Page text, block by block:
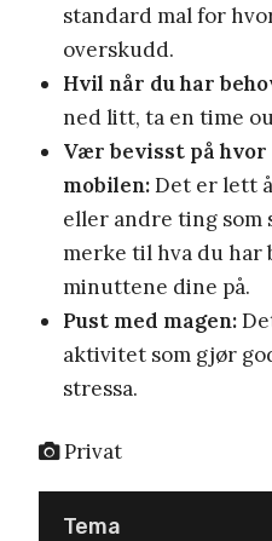
standard mal for
overskudd.
Hvil når du har
ned litt, ta en time
Vær bevisst på
mobilen:Det er lett
eller andre ting som
merke til hva du har
minuttene dine på.
Pust med magen:
aktivitet som gjør
stressa.
Privat
Tema